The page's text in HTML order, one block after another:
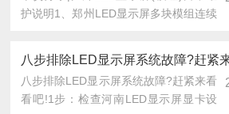
护说明1、郑州LED显示屏多块模组连续
八步排除LED显示屏系统故障?赶紧
八步排除LED显示屏系统故障?赶紧来看
看吧!1步：检查河南LED显示屏显卡设